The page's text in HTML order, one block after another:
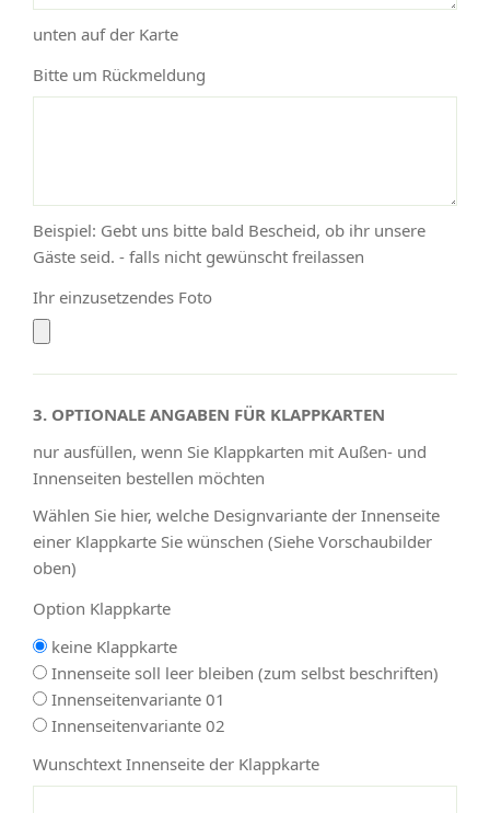
unten auf der Karte
Bitte um Rückmeldung
Beispiel: Gebt uns bitte bald Bescheid, ob ihr unsere
Gäste seid. - falls nicht gewünscht freilassen
Ihr einzusetzendes Foto
3. OPTIONALE ANGABEN FÜR KLAPPKARTEN
nur ausfüllen, wenn Sie Klappkarten mit Außen- und
Innenseiten bestellen möchten
Wählen Sie hier, welche Designvariante der Innenseite
einer Klappkarte Sie wünschen (Siehe Vorschaubilder
oben)
Option Klappkarte
keine Klappkarte
Innenseite soll leer bleiben (zum selbst beschriften)
Innenseitenvariante 01
Innenseitenvariante 02
Wunschtext Innenseite der Klappkarte